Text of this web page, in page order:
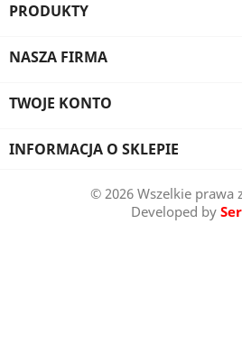
PRODUKTY
NASZA FIRMA
TWOJE KONTO
INFORMACJA O SKLEPIE
© 2026 Wszelkie prawa
Developed by